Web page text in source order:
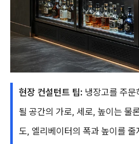
현장 컨설턴트 팁: 냉장고를 주문
될 공간의 가로, 세로, 높이는 물
도, 엘리베이터의 폭과 높이를